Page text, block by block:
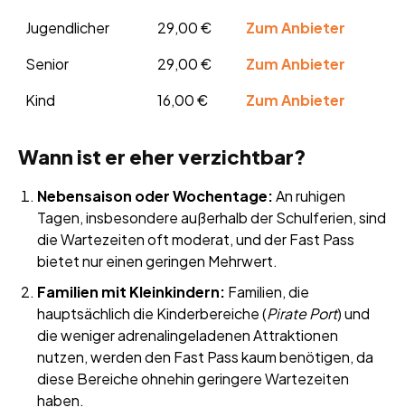
Jugendlicher
29,00 €
Zum Anbieter
Senior
29,00 €
Zum Anbieter
Kind
16,00 € Zum Anbieter
Wann ist er eher verzichtbar?
Nebensaison oder Wochentage:An ruhigen
Tagen, insbesondere außerhalb der Schulferien, sind
die Wartezeiten oft moderat, und der Fast Pass
bietet nur einen geringen Mehrwert.
Familien mit Kleinkindern: Familien, die
hauptsächlich die Kinderbereiche (Pirate Port) und
die weniger adrenalingeladenen Attraktionen
nutzen, werden den Fast Pass kaum benötigen, da
diese Bereiche ohnehin geringere Wartezeiten
haben.